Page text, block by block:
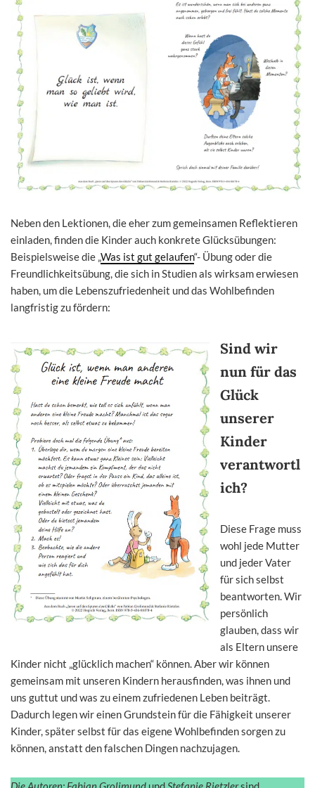
Neben den Lektionen, die eher zum gemeinsamen Reflektieren
einladen, finden die Kinder auch konkrete Glücksübungen:
Beispielsweise die „Was ist gut gelaufen“- Übung oder die
Freundlichkeitsübung, die sich in Studien als wirksam erwiesen
haben, um die Lebenszufriedenheit und das Wohlbefinden
langfristig zu fördern:
Sind wir
nun für das
Glück
unserer
Kinder
verantwortl
ich?
Diese Frage muss
wohl jede Mutter
und jeder Vater
für sich selbst
beantworten. Wir
persönlich
glauben, dass wir
als Eltern unsere
Kinder nicht „glücklich machen“ können. Aber wir können
gemeinsam mit unseren Kindern herausfinden, was ihnen und
uns guttut und was zu einem zufriedenen Leben beiträgt.
Dadurch legen wir einen Grundstein für die Fähigkeit unserer
Kinder, später selbst für das eigene Wohlbefinden sorgen zu
können, anstatt den falschen Dingen nachzujagen.